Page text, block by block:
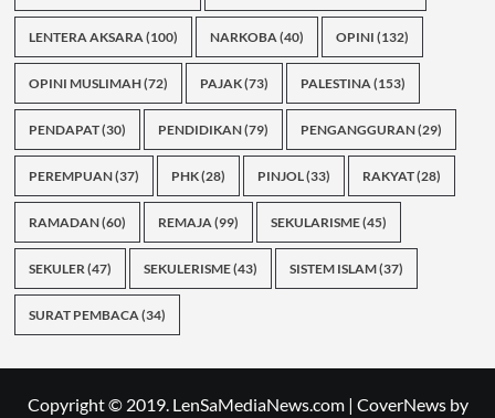
LENTERA AKSARA(100) NARKOBA(40) OPINI (132)
OPINI MUSLIMAH(72) PAJAK(73) PALESTINA(153)
PENDAPAT(30) PENDIDIKAN(79) PENGANGGURAN(29)
PEREMPUAN(37) PHK(28) PINJOL(33) RAKYAT(28)
RAMADAN(60) REMAJA(99) SEKULARISME(45)
SEKULER(47) SEKULERISME(43) SISTEM ISLAM(37)
SURAT PEMBACA(34)
Copyright © 2019. LenSaMediaNews.com | CoverNewsby